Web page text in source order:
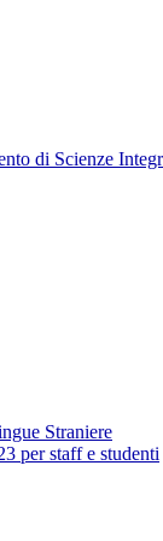
di Scienze
Straniere
per staff e studenti